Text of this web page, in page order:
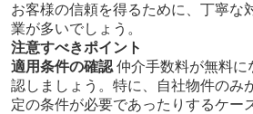
お客様の信頼を得るために、丁寧な
業が多いでしょう。
注意すべきポイント
適用条件の確認仲介手数料が無料に
認しましょう。特に、自社物件のみ
定の条件が必要であったりするケー